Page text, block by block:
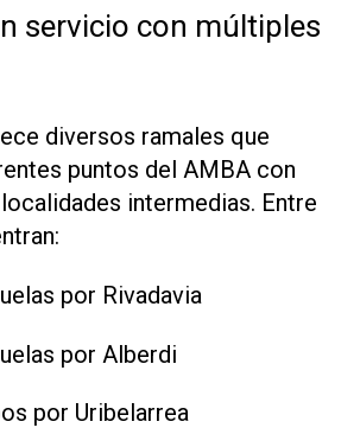
servicio con múltiples
diversos ramales que
puntos del AMBA con
intermedias. Entre
por Rivadavia​
por Alberdi​
por Uribelarrea​